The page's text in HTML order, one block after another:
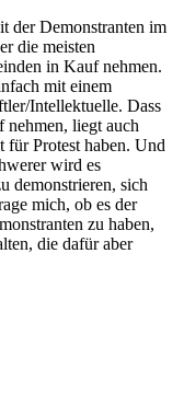
der Demonstranten im
die meisten
in Kauf nehmen.
mit einem
Intellektuelle. Dass
nehmen, liegt auch
für Protest haben. Und
wird es
demonstrieren, sich
mich, ob es der
zu haben,
die dafür aber